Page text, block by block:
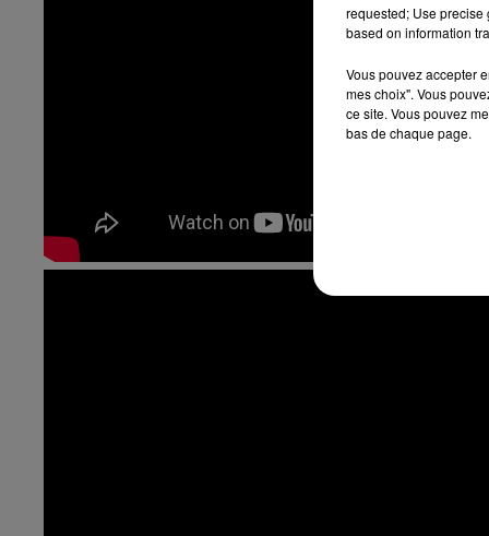
requested; Use precise
based on information
Vous pouvez accepter
mes choix". Vous
ce site. Vous pouvez
bas de chaque page.